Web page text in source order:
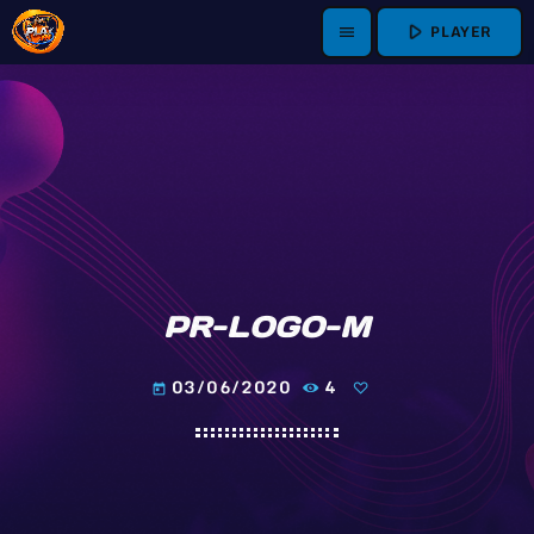
menu play_arrow PLAYER
PR-LOGO-M
today 03/06/2020 4